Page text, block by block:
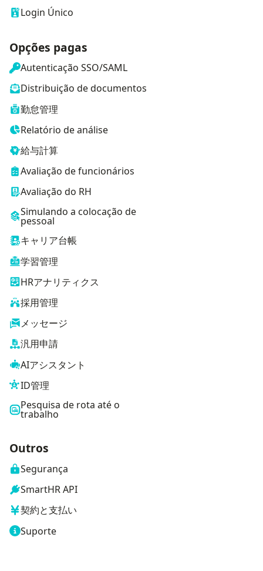
Login Único
Opções pagas
Autenticação SSO/SAML
Distribuição de documentos
勤怠管理
Relatório de análise
給与計算
Avaliação de funcionários
Avaliação do RH
Simulando a colocação de
pessoal
キャリア台帳
学習管理
HRアナリティクス
採用管理
メッセージ
汎用申請
AIアシスタント
ID管理
Pesquisa de rota até o
trabalho
Outros
Segurança
SmartHR API
契約と支払い
Suporte